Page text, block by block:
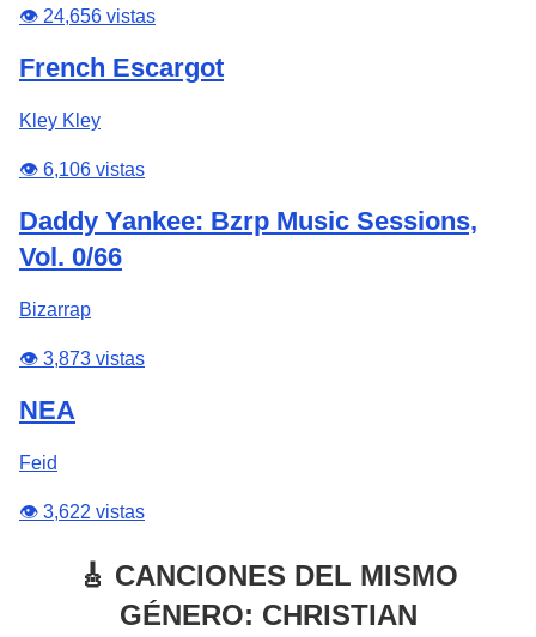
👁️ 24,656 vistas
French Escargot
Kley Kley
👁️ 6,106 vistas
Daddy Yankee: Bzrp Music Sessions,
Vol. 0/66
Bizarrap
👁️ 3,873 vistas
NEA
Feid
👁️ 3,622 vistas
🎸 CANCIONES DEL MISMO
GÉNERO: CHRISTIAN